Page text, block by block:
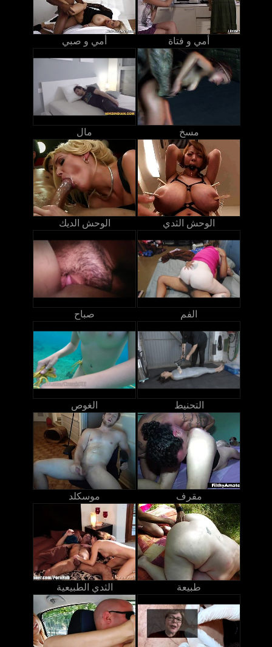
أمي و صبي أمي و فتاة
مال مسخ
الوحش الديك الوحش الثدي
صباح الفم
الغوص التحنيط
موسكلد مقرف
الثدي الطبيعية طبيعة